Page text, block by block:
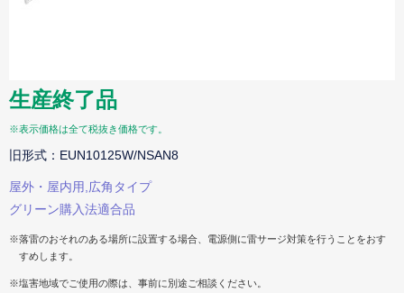
生産終了品
※表示価格は全て税抜き価格です。
旧形式：EUN10125W/NSAN8
屋外・屋内用,広角タイプ
グリーン購入法適合品
※落雷のおそれのある場所に設置する場合、電源側に雷サージ対策を行うことをおす
すめします。
※塩害地域でご使用の際は、事前に別途ご相談ください。